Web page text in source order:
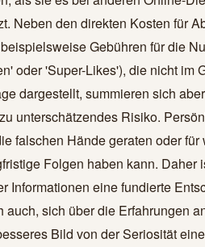
Neben den direkten Kosten für
Gebühren für die
oder 'Super-Likes'), die nicht im
dargestellt, summieren sich
unterschätzendes Risiko.
falschen Hände geraten oder für
Folgen haben kann. Daher
Informationen eine fundierte
sich über die Erfahrungen
Bild von der Seriosität